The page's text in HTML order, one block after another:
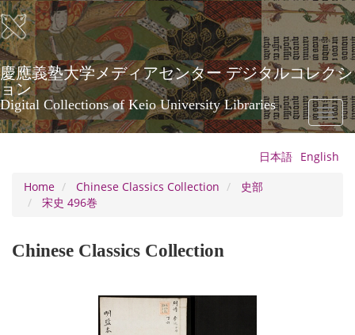
Skip
to
main
content
慶應義塾大学メディアセンター デジタルコレクシ
ョン
Digital Collections of Keio University Libraries
Toggle
日本語 English
Home
Chinese Classics Collection
史部
宋史 496巻
Chinese Classics Collection